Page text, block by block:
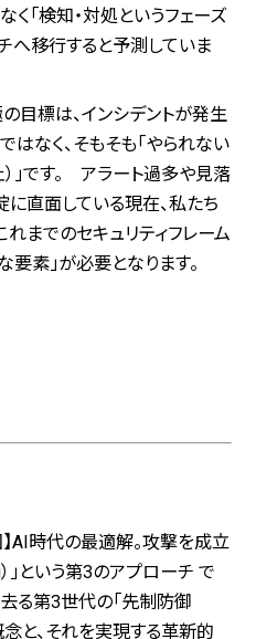
く「検知・対処というフェーズ
へ移行すると予測していま
目標は、インシデントが発生
はなく、そもそも「やられない
」です。 アラート過多や見落
に直面している現在、私たち
までのセキュリティフレーム
素」が必要となります。
AI時代の最適解。攻撃を成立
」という第3のアプローチ で
る第3世代の「先制防御
念と、それを実現する革新的